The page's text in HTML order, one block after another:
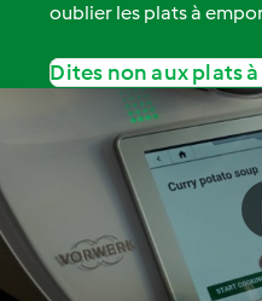
oublier les plats à
Dites non aux plats